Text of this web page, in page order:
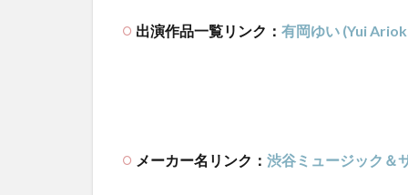
出演作品一覧リンク： 有岡ゆい (Yui
メーカー名リンク： 渋谷ミュージック＆